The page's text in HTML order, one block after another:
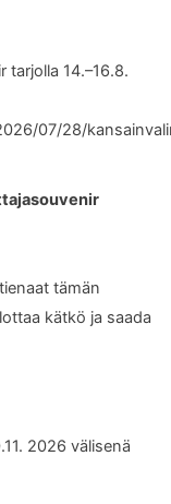
tarjolla 14.–16.8.
07/28/
tämän
kätkö ja saada
2026 välisenä